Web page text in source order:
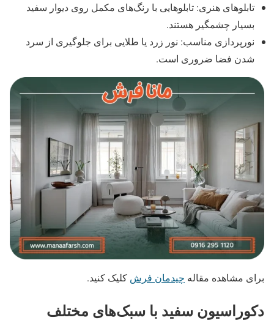
تابلوهای هنری: تابلوهایی با رنگ‌های مکمل روی دیوار سفید
بسیار چشمگیر هستند.
نورپردازی مناسب: نور زرد یا طلایی برای جلوگیری از سرد
شدن فضا ضروری است.
برای مشاهده مقاله چیدمان فرش کلیک کنید.
دکوراسیون سفید با سبک‌های مختلف